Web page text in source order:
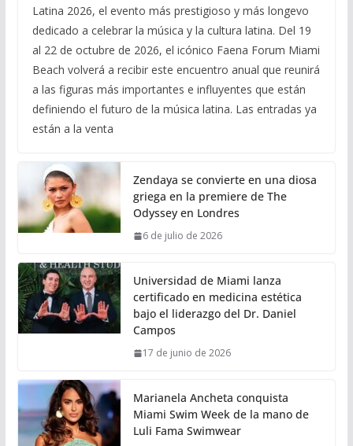
Latina 2026, el evento más prestigioso y más longevo
dedicado a celebrar la música y la cultura latina. Del 19
al 22 de octubre de 2026, el icónico Faena Forum Miami
Beach volverá a recibir este encuentro anual que reunirá
a las figuras más importantes e influyentes que están
definiendo el futuro de la música latina. Las entradas ya
están a la venta
Zendaya se convierte en una diosa
griega en la premiere de The
Odyssey en Londres
6 de julio de 2026
Universidad de Miami lanza
certificado en medicina estética
bajo el liderazgo del Dr. Daniel
Campos
17 de junio de 2026
Marianela Ancheta conquista
Miami Swim Week de la mano de
Luli Fama Swimwear